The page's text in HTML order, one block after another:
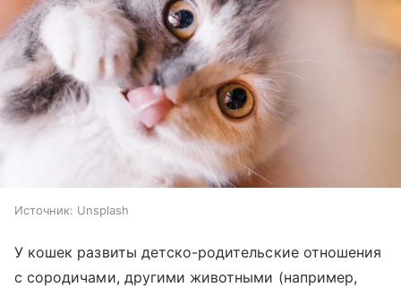
Источник: Unsplash
У кошек развиты детско-родительские отношения
с сородичами, другими животными (например,